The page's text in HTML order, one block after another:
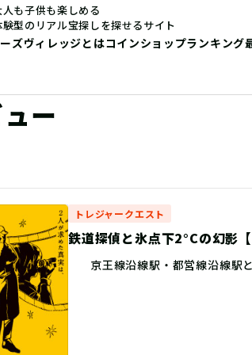
人も子供も楽しめる
験型のリアル宝探しを探せるサイト
ズヴィレッジとはコインショップランキング
ー
トレジャークエスト
鉄道探偵と氷点下2°Cの幻影【
京王線沿線駅・都営線沿線駅